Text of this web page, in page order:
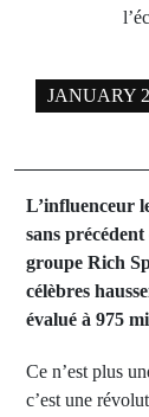
JANUARY
L’influenceur
sans
groupe Rich
célèbres
évalué à 975
Ce n’est plus
c’est une